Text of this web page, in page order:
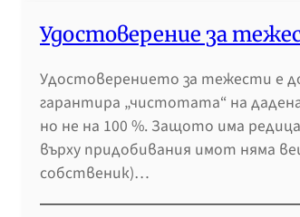
а
в
е
н
и
м
с
о
в
е
и
а
т
в
а
ж
е
т
и
в
а
н
е
Удостоверение за
Удостоверението за тежести е
гарантира „чистотата“ на
но не на 100 %. Защото има
върху придобивания имот няма
собственик)…